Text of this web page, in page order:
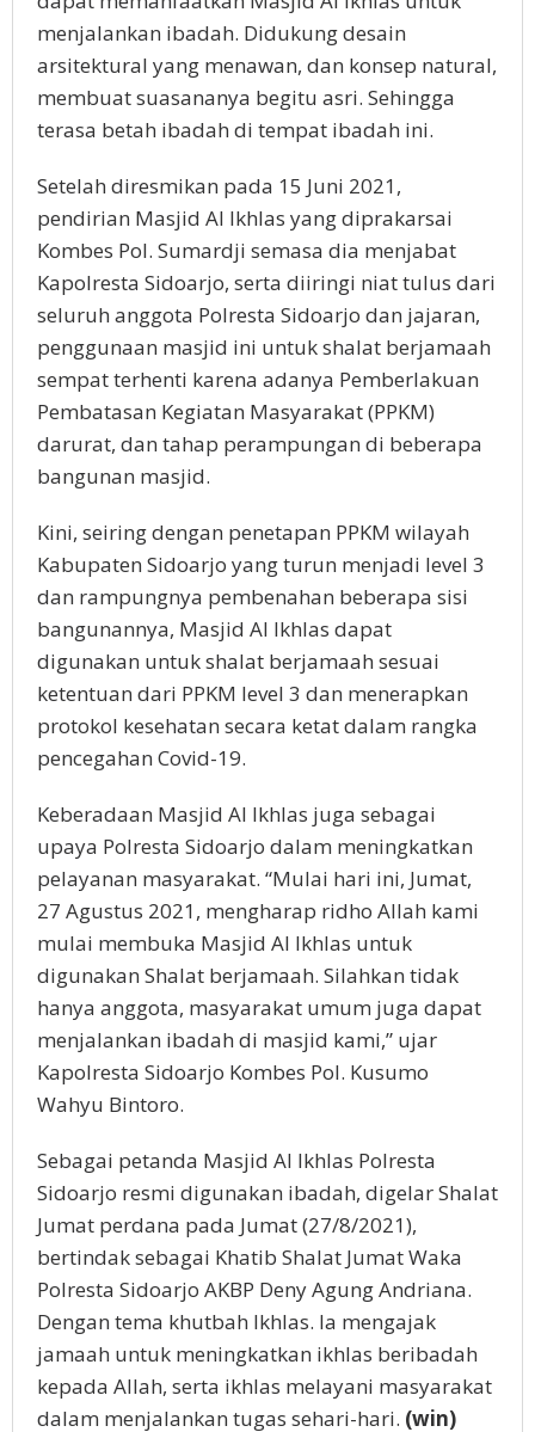
menjalankan ibadah. Didukung desain
arsitektural yang menawan, dan konsep natural,
membuat suasananya begitu asri. Sehingga
terasa betah ibadah di tempat ibadah ini.
Setelah diresmikan pada 15 Juni 2021,
pendirian Masjid Al Ikhlas yang diprakarsai
Kombes Pol. Sumardji semasa dia menjabat
Kapolresta Sidoarjo, serta diiringi niat tulus dari
seluruh anggota Polresta Sidoarjo dan jajaran,
penggunaan masjid ini untuk shalat berjamaah
sempat terhenti karena adanya Pemberlakuan
Pembatasan Kegiatan Masyarakat (PPKM)
darurat, dan tahap perampungan di beberapa
bangunan masjid.
Kini, seiring dengan penetapan PPKM wilayah
Kabupaten Sidoarjo yang turun menjadi level 3
dan rampungnya pembenahan beberapa sisi
bangunannya, Masjid Al Ikhlas dapat
digunakan untuk shalat berjamaah sesuai
ketentuan dari PPKM level 3 dan menerapkan
protokol kesehatan secara ketat dalam rangka
pencegahan Covid-19.
Keberadaan Masjid Al Ikhlas juga sebagai
upaya Polresta Sidoarjo dalam meningkatkan
pelayanan masyarakat. “Mulai hari ini, Jumat,
27 Agustus 2021, mengharap ridho Allah kami
mulai membuka Masjid Al Ikhlas untuk
digunakan Shalat berjamaah. Silahkan tidak
hanya anggota, masyarakat umum juga dapat
menjalankan ibadah di masjid kami,” ujar
Kapolresta Sidoarjo Kombes Pol. Kusumo
Wahyu Bintoro.
Sebagai petanda Masjid Al Ikhlas Polresta
Sidoarjo resmi digunakan ibadah, digelar Shalat
Jumat perdana pada Jumat (27/8/2021),
bertindak sebagai Khatib Shalat Jumat Waka
Polresta Sidoarjo AKBP Deny Agung Andriana.
Dengan tema khutbah Ikhlas. Ia mengajak
jamaah untuk meningkatkan ikhlas beribadah
kepada Allah, serta ikhlas melayani masyarakat
dalam menjalankan tugas sehari-hari. (win)